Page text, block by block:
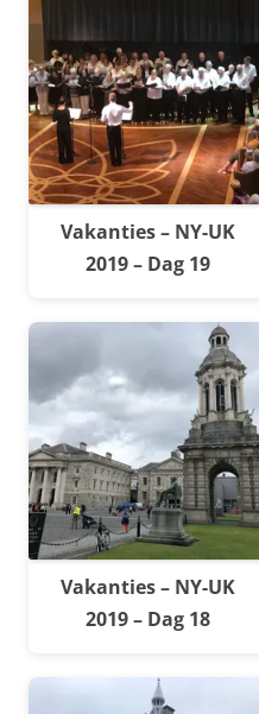
Vakanties – NY-UK
2019 – Dag 19
Vakanties – NY-UK
2019 – Dag 18